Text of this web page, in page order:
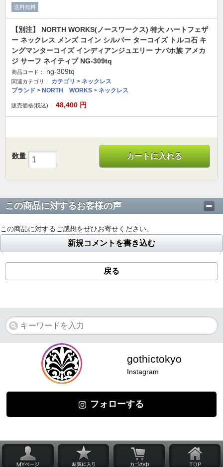
送料無料
【別注】 NORTH WORKS(ノースワークス) 特大 ハートフェザ
ー ネックレス メンズ コイン シルバー ターコイズ トルコ石 キ
ングマンターコイズ インディアンジュエリー ナバホ族 アメカ
ジ サーフ ネイティブ NG-309tq
商品コード： ng-309tq
関連カテゴリ： カテゴリ > ネックレス
ブランド > NORTH WORKS > ネックレス
販売価格(税込)： 48,400 円
数量 カートに入れる
この商品に対するお客様の声
この商品に対するご感想をぜひお寄せください。
新規コメントを書き込む
戻る
gothictokyo
Instagram
フォローする